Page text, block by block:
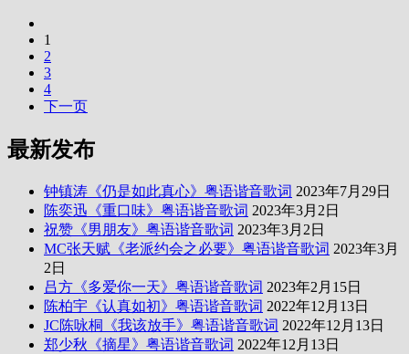
1
2
3
4
下一页
最新发布
钟镇涛《仍是如此真心》粤语谐音歌词 2023年7月29日
陈奕迅《重口味》粤语谐音歌词 2023年3月2日
祝赞《男朋友》粤语谐音歌词 2023年3月2日
MC张天赋《老派约会之必要》粤语谐音歌词 2023年3月
2日
吕方《多爱你一天》粤语谐音歌词 2023年2月15日
陈柏宇《认真如初》粤语谐音歌词 2022年12月13日
JC陈咏桐《我该放手》粤语谐音歌词 2022年12月13日
郑少秋《摘星》粤语谐音歌词 2022年12月13日